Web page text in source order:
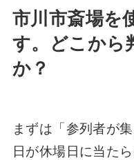
市川市斎場を
す。どこから
か？
まずは「参列者が
日が休場日に当た